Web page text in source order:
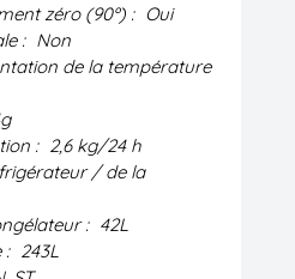
zéro (90º) : Oui
: Non
de la température
: 2,6 kg/24 h
/ de la
: 42L
: 243L